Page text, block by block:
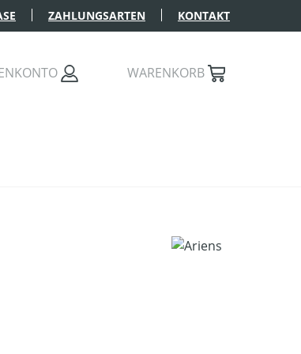
ZAHLUNGSARTEN KONTAKT
WARENKORB